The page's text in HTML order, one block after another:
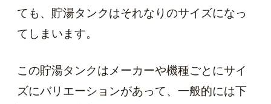
ても、貯湯タンクはそれなりのサイズになっ
てしまいます。
この貯湯タンクはメーカーや機種ごとにサイ
ズにバリエーションがあって、一般的には下